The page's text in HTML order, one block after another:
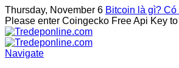
Thursday, November 6 Bitcoin là gì?
Please enter Coingecko Free Api Key
Navigate